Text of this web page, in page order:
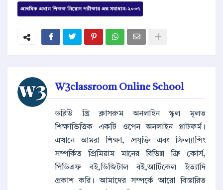
প্রাথমিক প্রধান শিক্ষক নিয়োগ পরীক্ষার প্রশ্ন সমাধান-২০০৭
W3classroom Online School
ডব্লিউ থ্রি ক্লাসরুম অনলাইন স্কুল মূলত
শিক্ষাভিত্তিক একটি ওপেন অনলাইন প্লাটফর্ম।
এখানে আমরা শিক্ষা, প্রযুক্তি এবং ফ্রিল্যান্সিং
সম্পর্কিত প্রিমিয়াম মানের বিভিন্ন ফ্রি কোর্স,
পিডিএফ বই,ডিজিটাল বই,আর্টিকেল ইত্যাদি
প্রকাশ করি। আমাদের সম্পর্কে আরো বিস্তারিত